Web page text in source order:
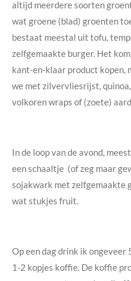
altijd meerdere soorten
wat groene (blad) groenten
bestaat meestal uit tofu,
zelfgemaakte burger. Het
kant-en-klaar product kopen,
we met zilvervliesrijst,
volkoren wraps of (zoete)
In de loop van de avond,
een schaaltje (of zeg maar
sojakwark met zelfgemaakte
wat stukjes fruit.
Op een dag drink ik ongeveer
1-2 kopjes koffie. De koffie